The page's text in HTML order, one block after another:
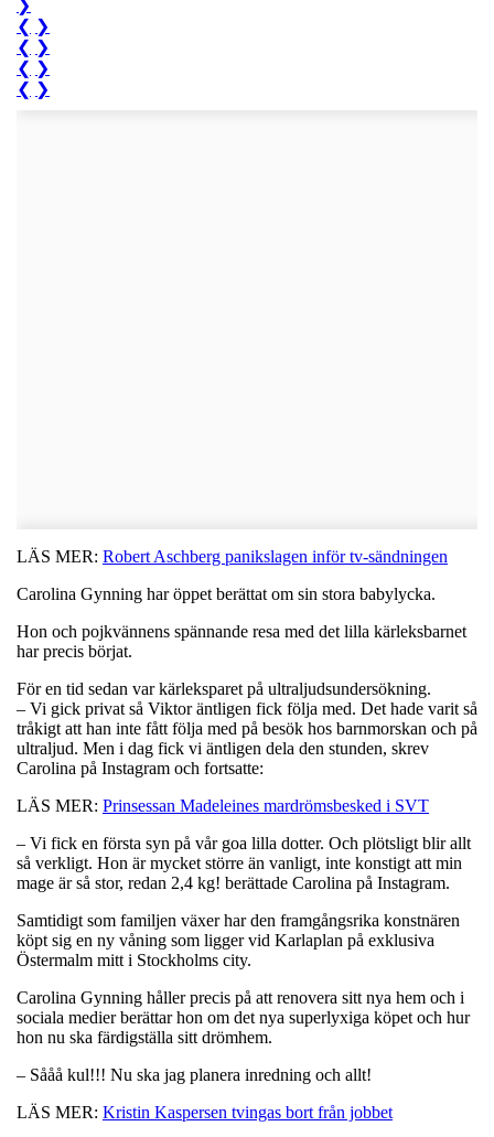
❯
❮ ❯
❮ ❯
❮ ❯
❮ ❯
LÄS MER: Robert Aschberg panikslagen inför tv-sändningen
Carolina Gynning har öppet berättat om sin stora babylycka.
Hon och pojkvännens spännande resa med det lilla kärleksbarnet
har precis börjat.
För en tid sedan var kärleksparet på ultraljudsundersökning.
– Vi gick privat så Viktor äntligen fick följa med. Det hade varit så
tråkigt att han inte fått följa med på besök hos barnmorskan och på
ultraljud. Men i dag fick vi äntligen dela den stunden, skrev
Carolina på Instagram och fortsatte:
LÄS MER: Prinsessan Madeleines mardrömsbesked i SVT
– Vi fick en första syn på vår goa lilla dotter. Och plötsligt blir allt
så verkligt. Hon är mycket större än vanligt, inte konstigt att min
mage är så stor, redan 2,4 kg! berättade Carolina på Instagram.
Samtidigt som familjen växer har den framgångsrika konstnären
köpt sig en ny våning som ligger vid Karlaplan på exklusiva
Östermalm mitt i Stockholms city.
Carolina Gynning håller precis på att renovera sitt nya hem och i
sociala medier berättar hon om det nya superlyxiga köpet och hur
hon nu ska färdigställa sitt drömhem.
– Sååå kul!!! Nu ska jag planera inredning och allt!
LÄS MER: Kristin Kaspersen tvingas bort från jobbet